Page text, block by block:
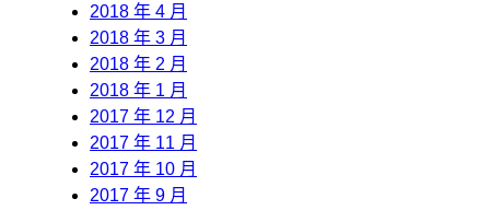
2018 年 4 月
2018 年 3 月
2018 年 2 月
2018 年 1 月
2017 年 12 月
2017 年 11 月
2017 年 10 月
2017 年 9 月